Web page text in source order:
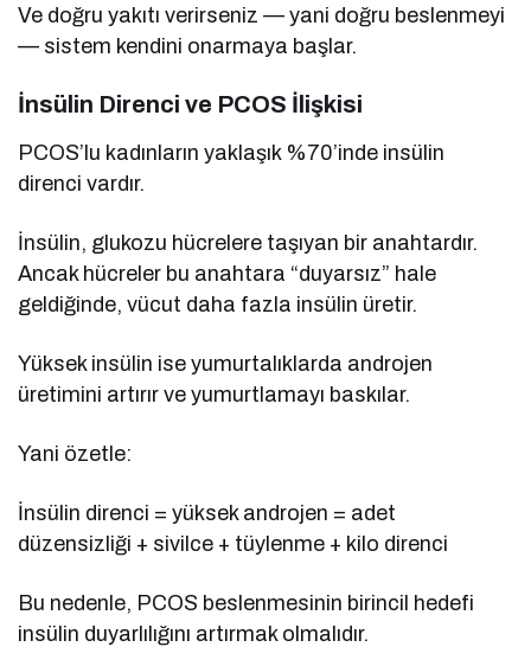
Ve doğru yakıtı verirseniz — yani doğru beslenmeyi
— sistem kendini onarmaya başlar.
İnsülin Direnci ve PCOS İlişkisi
PCOS’lu kadınların yaklaşık %70’inde insülin
direnci vardır.
İnsülin, glukozu hücrelere taşıyan bir anahtardır.
Ancak hücreler bu anahtara “duyarsız” hale
geldiğinde, vücut daha fazla insülin üretir.
Yüksek insülin ise yumurtalıklarda androjen
üretimini artırır ve yumurtlamayı baskılar.
Yani özetle:
İnsülin direnci = yüksek androjen = adet
düzensizliği + sivilce + tüylenme + kilo direnci
Bu nedenle, PCOS beslenmesinin birincil hedefi
insülin duyarlılığını artırmak olmalıdır.